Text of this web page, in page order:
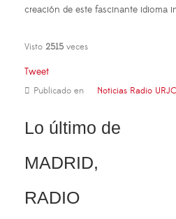
creación de este fascinante idioma
Visto 2515veces
Tweet
Publicado en Noticias Radio URJC
Lo último de
MADRID,
RADIO